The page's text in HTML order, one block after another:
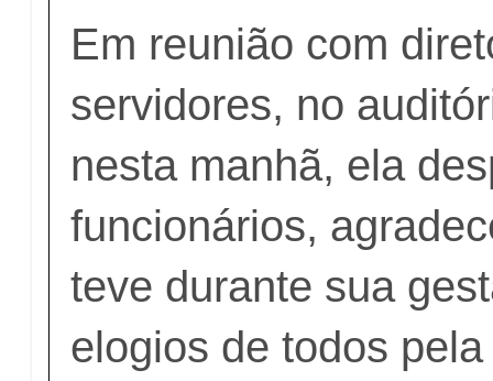
Em reunião com
servidores, no
nesta manhã, ela
funcionários,
teve durante sua
elogios de todos